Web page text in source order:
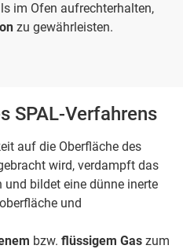
im Ofen aufrechterhalten,
zu gewährleisten.
SPAL-Verfahrens
auf die Oberfläche des
wird, verdampft das
bildet eine dünne inerte
und
bzw. flüssigem Gas zum